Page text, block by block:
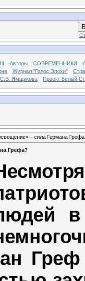
Авторы СОВРЕМЕННИКИ
Журнал "Голос Эпохи"
Ямщикова Проект Белый
– сила Германа
Грефа?
в